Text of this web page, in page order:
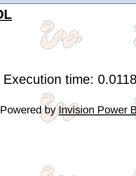
Execution time:
Powered byInvision Power